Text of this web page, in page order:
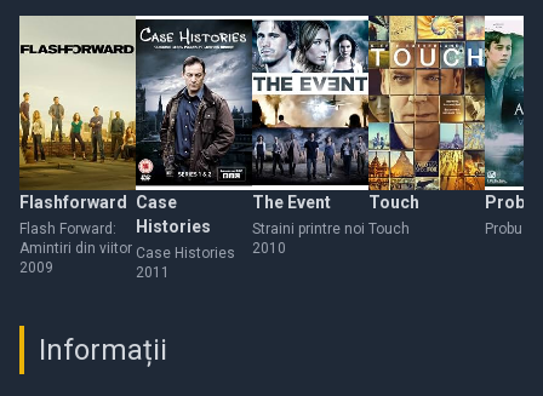
Flashforward
Flash Forward:
Amintiri din viitor
2009
Case
Histories
Case Histories
2011
The Event
Straini printre noi
2010
Touch
Touch
Informații